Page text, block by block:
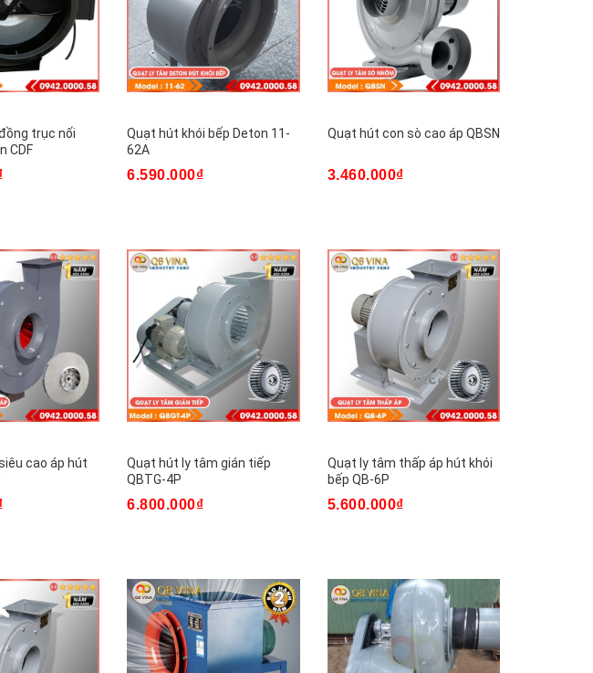
trục nối
CDF
Quạt hút khói bếp Deton 11-
62A
6.590.000₫
Quạt hút con sò cao áp QBSN
3.460.000₫
cao áp hút
Quạt hút ly tâm gián tiếp
QBTG-4P
6.800.000₫
Quạt ly tâm thấp áp hút khói
bếp QB-6P
5.600.000₫